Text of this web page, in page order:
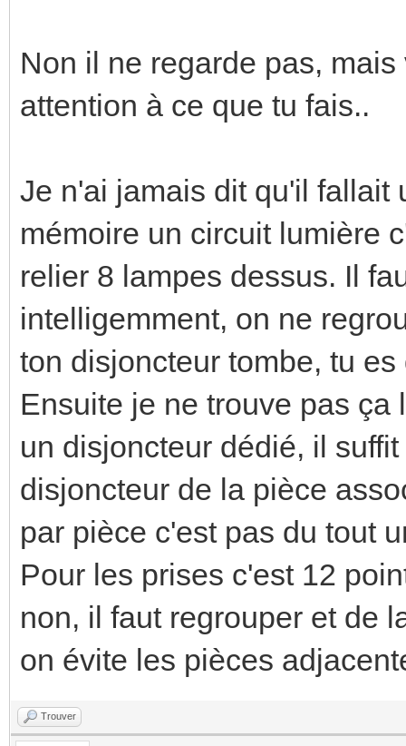
Non il ne regarde pas,
attention à ce que tu fais..
Je n'ai jamais dit qu'il fallait
mémoire un circuit lumière
relier 8 lampes dessus. Il
intelligemment, on ne
ton disjoncteur tombe, tu
Ensuite je ne trouve pas
un disjoncteur dédié, il
disjoncteur de la pièce
par pièce c'est pas du tout
Pour les prises c'est 12
non, il faut regrouper et de
on évite les pièces
Trouver